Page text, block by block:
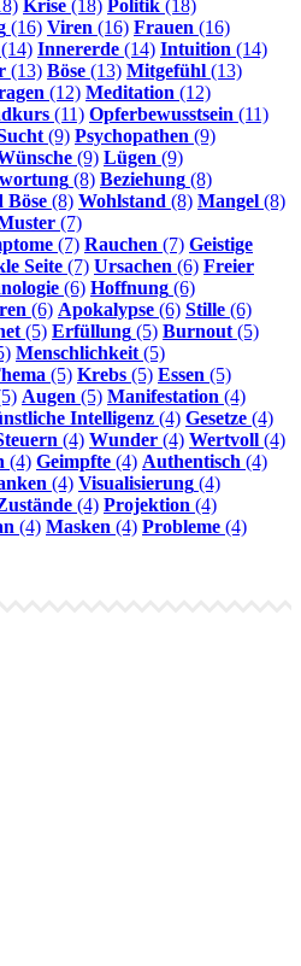
Krise (18) Politik (18)
(16) Viren (16) Frauen (16)
(14) Innererde (14) Intuition (14)
(13) Böse (13) Mitgefühl (13)
(12) Meditation (12)
(11) Opferbewusstsein (11)
(9) Psychopathen (9)
(9) Lügen (9)
(8) Beziehung (8)
Böse (8) Wohlstand (8) Mangel (8)
(7)
(7) Rauchen (7) Geistige
Seite (7) Ursachen (6) Freier
(6) Hoffnung (6)
(6) Apokalypse (6) Stille (6)
(5) Erfüllung (5) Burnout (5)
Menschlichkeit (5)
(5) Krebs (5) Essen (5)
Augen (5) Manifestation (4)
Intelligenz (4) Gesetze (4)
(4) Wunder (4) Wertvoll (4)
(4) Geimpfte (4) Authentisch (4)
(4) Visualisierung (4)
(4) Projektion (4)
(4) Masken (4) Probleme (4)